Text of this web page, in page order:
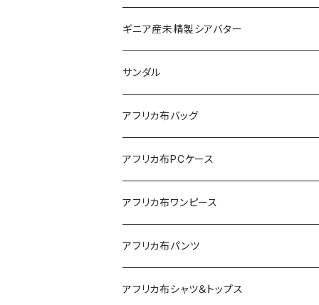
ギニア産未精製シアバター
サンダル
アフリカ布バッグ
Sac shopping rond
Sac shopping carré
petit carré
Pochette
アフリカ布PCケース
アフリカ布iPadケース
アフリカ布ワンピース
アフリカ布パンツ
レディースパンツ
アフリカ布シャツ＆トップス